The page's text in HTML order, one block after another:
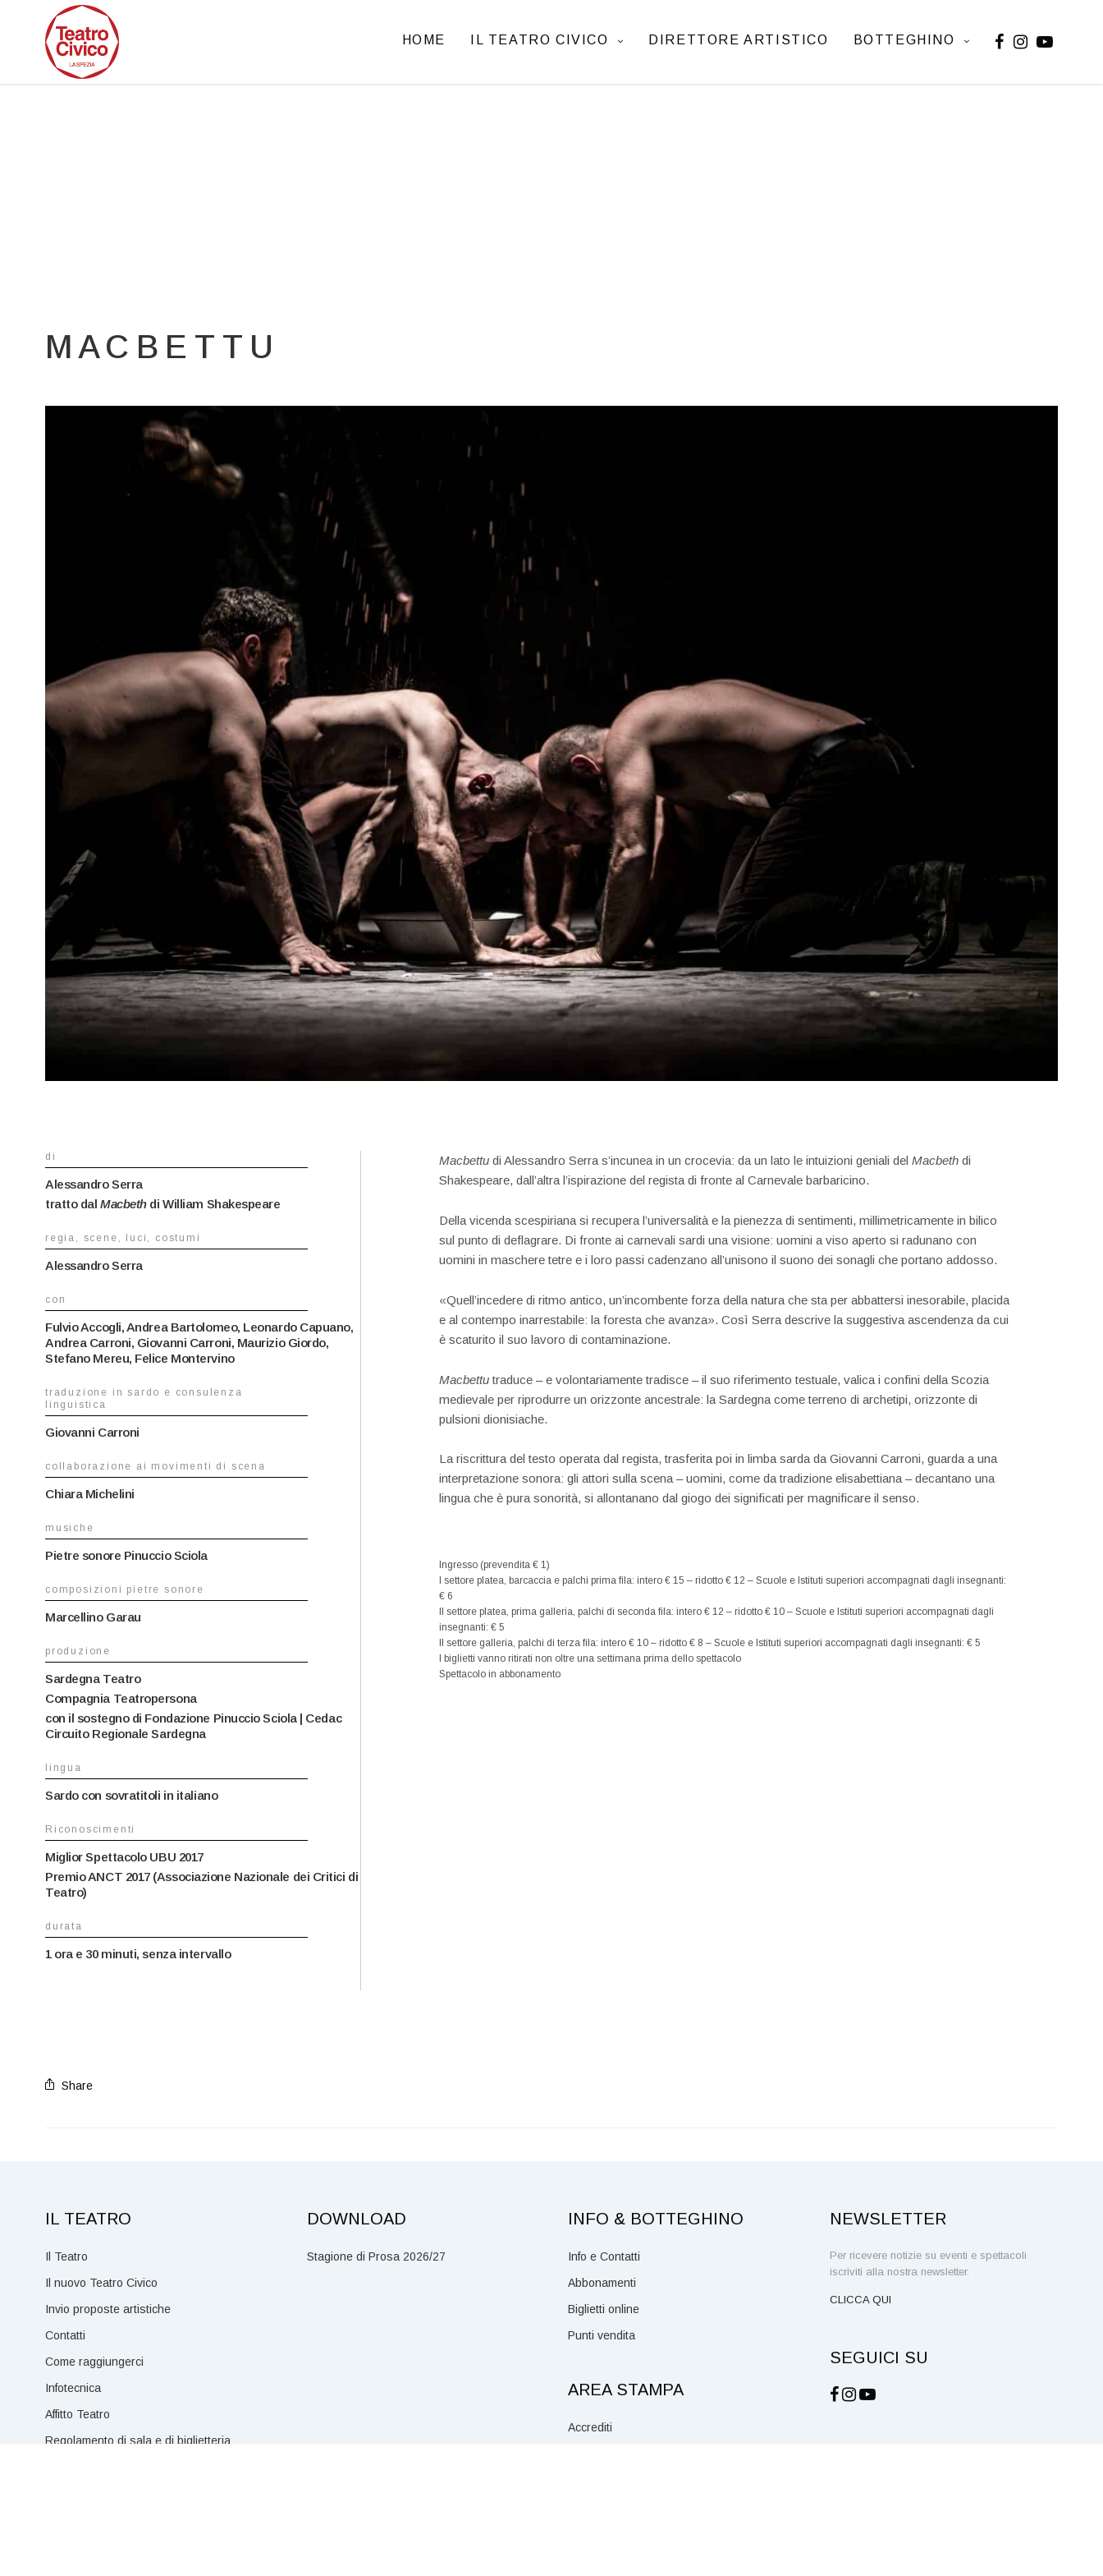
HOME IL TEATRO CIVICO DIRETTORE ARTISTICO BOTTEGHINO
M A C B E T T U
di
Alessandro Serra
tratto dalMacbethdi William Shakespeare
regia, scene, luci, costumi
Alessandro Serra
con
Fulvio Accogli, Andrea Bartolomeo, Leonardo Capuano,
Andrea Carroni, Giovanni Carroni, Maurizio Giordo,
Stefano Mereu, Felice Montervino
traduzione in sardo e consulenza
linguistica
Giovanni Carroni
collaborazione ai movimenti di scena
Chiara Michelini
musiche
Pietre sonore Pinuccio Sciola
composizioni pietre sonore
Marcellino Garau
produzione
Sardegna Teatro
Compagnia Teatropersona
con il sostegno di Fondazione Pinuccio Sciola | Cedac
Circuito Regionale Sardegna
lingua
Sardo con sovratitoli in italiano
Riconoscimenti
Miglior Spettacolo UBU 2017
Premio ANCT 2017 (Associazione Nazionale dei Critici di
Teatro)
durata
1 ora e 30 minuti, senza intervallo
Macbettudi Alessandro Serra s’incunea in un crocevia: da un lato le intuizioni geniali del Macbethdi
Shakespeare, dall’altra l’ispirazione del regista di fronte al Carnevale barbaricino.
Della vicenda scespiriana si recupera l’universalità e la pienezza di sentimenti, millimetricamente in bilico
sul punto di deflagrare. Di fronte ai carnevali sardi una visione: uomini a viso aperto si radunano con
uomini in maschere tetre e i loro passi cadenzano all’unisono il suono dei sonagli che portano addosso.
«Quell’incedere di ritmo antico, un’incombente forza della natura che sta per abbattersi inesorabile, placida
e al contempo inarrestabile: la foresta che avanza». Così Serra descrive la suggestiva ascendenza da cui
è scaturito il suo lavoro di contaminazione.
Macbettutraduce – e volontariamente tradisce – il suo riferimento testuale, valica i confini della Scozia
medievale per riprodurre un orizzonte ancestrale: la Sardegna come terreno di archetipi, orizzonte di
pulsioni dionisiache.
La riscrittura del testo operata dal regista, trasferita poi in limba sarda da Giovanni Carroni, guarda a una
interpretazione sonora: gli attori sulla scena – uomini, come da tradizione elisabettiana – decantano una
lingua che è pura sonorità, si allontanano dal giogo dei significati per magnificare il senso.
Ingresso (prevendita € 1)
I settore platea, barcaccia e palchi prima fila: intero € 15 – ridotto € 12 – Scuole e Istituti superiori accompagnati dagli insegnanti:
€ 6
II settore platea, prima galleria, palchi di seconda fila: intero € 12 – ridotto € 10 – Scuole e Istituti superiori accompagnati dagli
insegnanti: € 5
II settore galleria, palchi di terza fila: intero € 10 – ridotto € 8 – Scuole e Istituti superiori accompagnati dagli insegnanti: € 5
I biglietti vanno ritirati non oltre una settimana prima dello spettacolo
Spettacolo in abbonamento
Share
IL TEATRO
Il Teatro
Il nuovo Teatro Civico
Invio proposte artistiche
Contatti
Come raggiungerci
Infotecnica
Affitto Teatro
Regolamento di sala e di biglietteria
DOWNLOAD
Stagione di Prosa 2026/27
INFO & BOTTEGHINO
Info e Contatti
Abbonamenti
Biglietti online
Punti vendita
AREA STAMPA
Accrediti
NEWSLETTER
Per ricevere notizie su eventi e spettacoli
iscriviti alla nostra newsletter.
CLICCA QUI
SEGUICI SU